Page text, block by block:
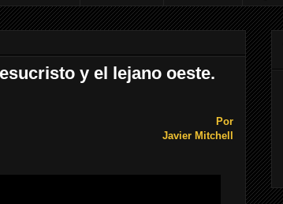
y el lejano oeste.
Por
Javier Mitchell